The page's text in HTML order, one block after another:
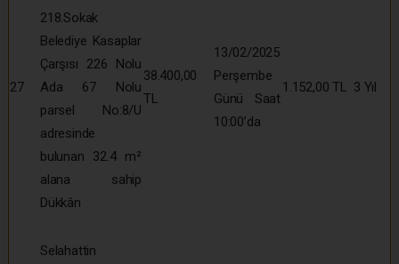
27
218.Sokak
Belediye Kasaplar
Çarşısı 226 Nolu
Ada 67 Nolu
parsel No:8/U
adresinde
bulunan 32.4 m²
alana sahip
Dükkân
38.400,00
TL
13/02/2025
Perşembe
Günü Saat
10:00’da
1.152,00 TL 3 Yıl
Selahattin